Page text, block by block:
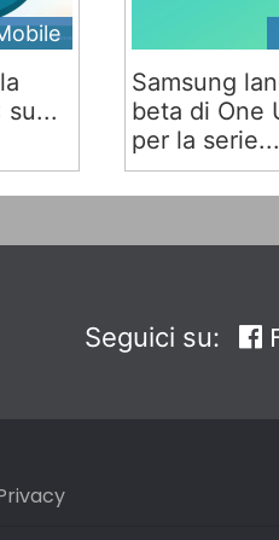
su...
Samsung
beta di One
per la serie...
Seguici su: